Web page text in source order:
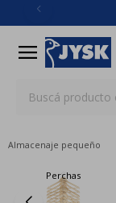
menu
Almacenaje pequeño
Perchas
close